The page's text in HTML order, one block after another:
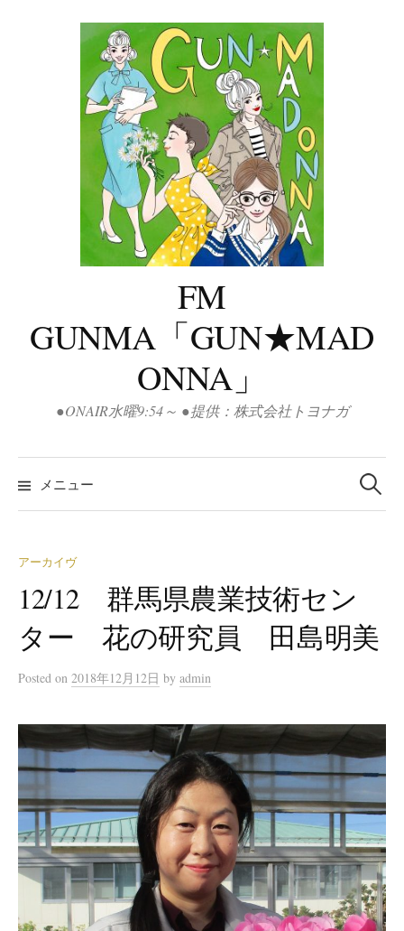
FM
GUNMA「GUN★MAD
ONNA」
●ONAIR水曜9:54～ ●提供：株式会社トヨナガ
メニュー
検
索:
アーカイヴ
12/12 群馬県農業技術セン
ター 花の研究員 田島明美
Posted on 2018年12月12日 by admin